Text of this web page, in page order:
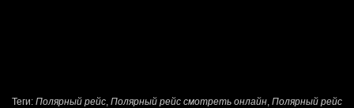
Теги: Полярный рейс Полярный рейс смотреть онлайн Полярный рейс